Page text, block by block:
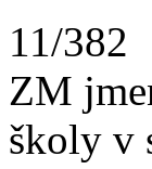
11/382
ZM
školy v